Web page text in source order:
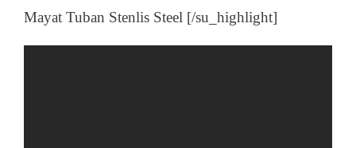
Mayat Tuban Stenlis Steel [/su_highlight]